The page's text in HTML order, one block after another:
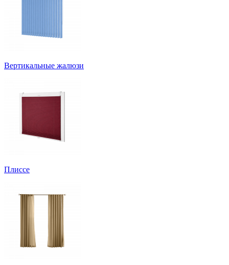
Вертикальные жалюзи
Плиссе